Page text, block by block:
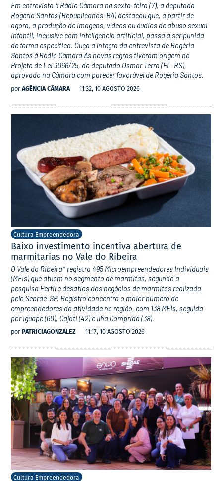
Em entrevista à Rádio Câmara na sexta-feira (7), a deputada
Rogéria Santos (Republicanos-BA) destacou que, a partir de
agora, a produção de imagens, vídeos ou áudios de abuso sexual
infantil, inclusive com inteligência artificial, passa a ser punida
de forma específica. Ouça a íntegra da entrevista de Rogéria
Santos à Rádio Câmara As novas regras tiveram origem no
Projeto de Lei 3066/25, do deputado Osmar Terra (PL-RS),
aprovado na Câmara com parecer favorável de Rogéria Santos.
por AGÊNCIA CÂMARA 11:32, 10 AGOSTO 2026
Cultura Empreendedora
Baixo investimento incentiva abertura de
marmitarias no Vale do Ribeira
O Vale do Ribeira* registra 495 Microempreendedores Individuais
(MEIs) que atuam no segmento de marmitas, segundo a
pesquisa Perfil e desafios dos negócios de marmitas realizada
pelo Sebrae-SP. Registro concentra o maior número de
empreendedores da atividade na região, com 138 MEIs, seguida
por Iguape (60), Cajati (42) e Ilha Comprida (38).
por PATRICIAGONZALEZ 11:17, 10 AGOSTO 2026
Cultura Empreendedora